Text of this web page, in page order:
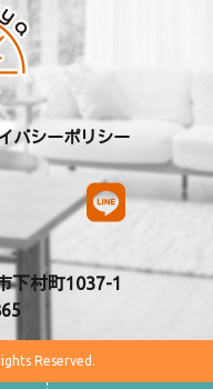
バシーポリシー
下村町1037-1
Reserved.